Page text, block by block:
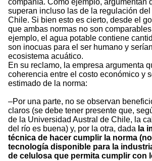
compañía. Como ejemplo, argumentan
superan incluso las de la regulación
Chile. Si bien esto es cierto, desde el
que ambas normas no son
ejemplo, el agua potable contiene
son inocuas para el ser humano y
ecosistema acuático.
En su reclamo, la empresa argumenta
coherencia entre el costo económico y
estimado de la norma:
–Por una parte, no se observan
claros (se debe tener presente que,
de la Universidad Austral de Chile, la
del río es buena) y, por la otra, dada la
técnica de hacer cumplir la norma
tecnología disponible para la
de celulosa que permita cumplir con